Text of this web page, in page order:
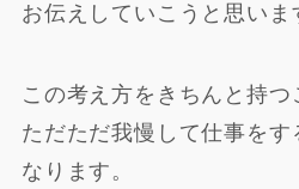
お伝えしていこうと思いま
この考え方をきちんと持つ
ただただ我慢して仕事をす
なります。